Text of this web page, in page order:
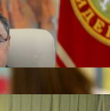
КАГАН»
АЛДЫНДА
07.08.2026
ПРЕЗИДЕНТ